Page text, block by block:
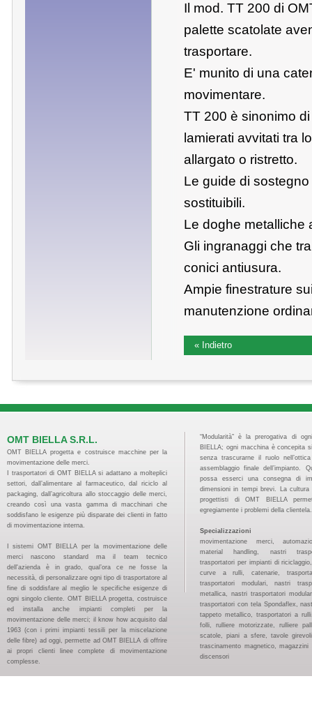
Il mod. TT 200 di
palette scatolate
trasportare.
E' munito di una
movimentare.
TT 200 è sinonimo
lamierati avvitati tra
allargato o ristretto.
Le guide di
sostituibili.
Le doghe metalliche
Gli ingranaggi che
conici antiusura.
Ampie finestrature
manutenzione
« Indietro
OMT BIELLA S.R.L.
OMT BIELLA progetta e costruisce macchine per la
movimentazione delle merci.
I trasportatori di OMT BIELLA si adattano a molteplici
settori, dall’alimentare al farmaceutico, dal riciclo al
packaging, dall’agricoltura allo stoccaggio delle merci,
creando così una vasta gamma di macchinari che
soddisfano le esigenze più disparate dei clienti in fatto
di movimentazione interna.
I sistemi OMT BIELLA per la movimentazione delle
merci nascono standard ma il team tecnico
dell'azienda è in grado, qual’ora ce ne fosse la
necessità, di personalizzare ogni tipo di trasportatore al
fine di soddisfare al meglio le specifiche esigenze di
ogni singolo cliente. OMT BIELLA progetta, costruisce
ed installa anche impianti completi per la
movimentazione delle merci; il know how acquisito dal
1963 (con i primi impianti tessili per la miscelazione
delle fibre) ad oggi, permette ad OMT BIELLA di offrire
ai propri clienti linee complete di movimentazione
complesse.
“Modularità” è la prerogativa di
BIELLA; ogni macchina è concepita
senza trascurarne il ruolo
assemblaggio finale dell’impianto.
possa esserci una consegna di
dimensioni in tempi brevi. La cultura
progettisti di OMT BIELLA
egregiamente i problemi della clientela.
Specializzazioni
movimentazione merci,
material handling, nastri
trasportatori per impianti di
curve a rulli, catenarie,
trasportatori modulari, nastri
metallica, nastri trasportatori
trasportatori con tela Spondaflex,
tappeto metallico, trasportatori a
folli, rulliere motorizzate, rulliere
scatole, piani a sfere, tavole
trascinamento magnetico, magazzini
discensori